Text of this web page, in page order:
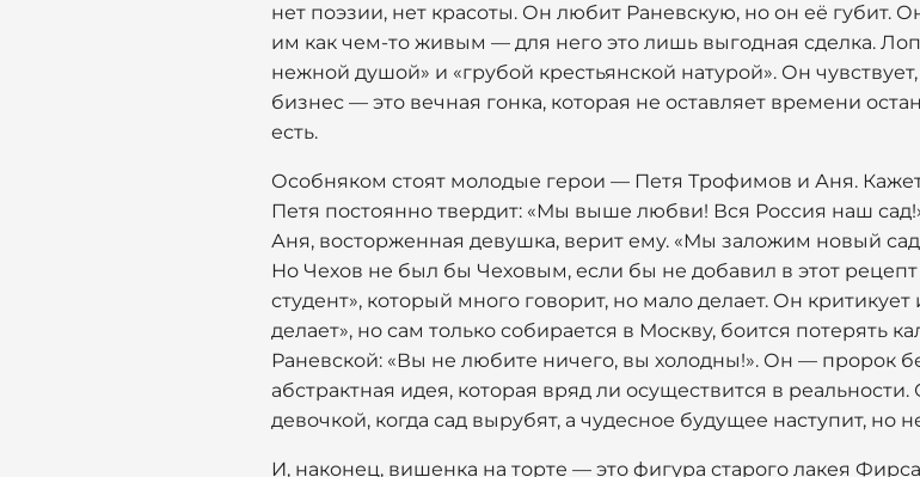
нет поэзии, нет красоты. Он любит Раневскую, но он её губит.
им как чем-то живым — для него это лишь выгодная сделка.
нежной душой» и «грубой крестьянской натурой». Он чувствует,
бизнес — это вечная гонка, которая не оставляет времени
есть.
Особняком стоят молодые герои — Петя Трофимов и Аня.
Петя постоянно твердит: «Мы выше любви! Вся Россия наш
Аня, восторженная девушка, верит ему. «Мы заложим новый
Но Чехов не был бы Чеховым, если бы не добавил в этот
студент», который много говорит, но мало делает. Он
делает», но сам только собирается в Москву, боится потерять
Раневской: «Вы не любите ничего, вы холодны!». Он — пророк
абстрактная идея, которая вряд ли осуществится в
девочкой, когда сад вырубят, а чудесное будущее наступит, но
И, наконец, вишенка на торте — это фигура старого лакея